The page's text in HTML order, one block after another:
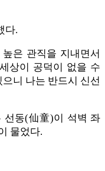
다.
은 관직을 지내면서
상이 공덕이 없을 수
니 나는 반드시 신선
선동(仙童)이 석벽 좌
물었다.